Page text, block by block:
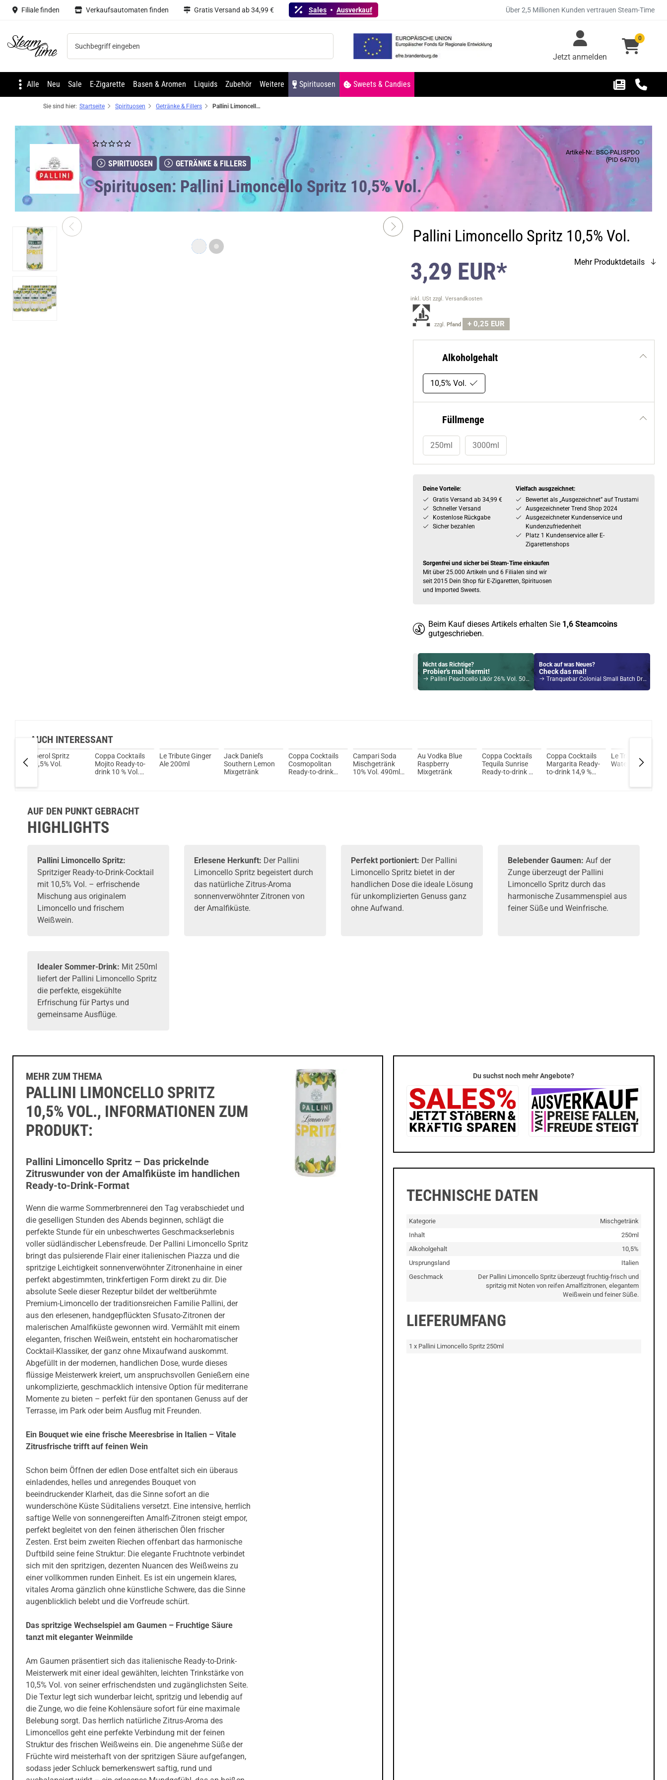
Filiale finden Verkaufsautomaten finden Gratis Versand ab 34,99 € Sales Ausverkauf Über 2,5 Millionen Kunden vertrauen Steam-Time
Steam time Jetzt anmelden
0
Alle Neu Sale E-Zigarette Basen & Aromen Liquids Zubehör Weitere Spirituosen Sweets & Candies
Sie sind hier: Startseite Spirituosen Getränke & Fillers Pallini Limoncello Spritz 10,5% Vol.
SPIRITUOSEN GETRÄNKE & FILLERS
Artikel-Nr.: BSC-PALISPDO
(PID 64701)
Spirituosen: Pallini Limoncello Spritz 10,5% Vol.
Pallini Limoncello Spritz 10,5% Vol.
3,29 EUR*
inkl. USt zzgl. Versandkosten
zzgl. Pfand + 0,25 EUR
Mehr Produktdetails
Alkoholgehalt
10,5% Vol.
Füllmenge
250ml 3000ml
Deine Vorteile:
Gratis Versand ab 34,99 €
Schneller Versand
Kostenlose Rückgabe
Sicher bezahlen
Vielfach ausgzeichnet:
Bewertet als „Ausgezeichnet” auf Trustami
Ausgezeichneter Trend Shop 2024
Ausgezeichneter Kundenservice und
Kundenzufriedenheit
Platz 1 Kundenservice aller E-
Zigarettenshops
Sorgenfrei und sicher bei Steam-Time einkaufen
Mit über 25.000 Artikeln und 6 Filialen sind wir
seit 2015 Dein Shop für E-Zigaretten, Spirituosen
und Imported Sweets.
Beim Kauf dieses Artikels erhalten Sie 1,6 Steamcoins
gutgeschrieben.
Nicht das Richtige?
Probier's mal hiermit!
Pallini Peachcello Likör 26% Vol. 500ml
Bock auf was Neues?
Check das mal!
Tranquebar Colonial Small Batch Dry Gin 45% 700ml
AUCH INTERESSANT
Aperol Spritz
10,5% Vol.
Coppa Cocktails
Mojito Ready-to-
drink 10 % Vol.
Le Tribute Ginger
Ale 200ml
Jack Daniel's
Southern Lemon
Mixgetränk
Coppa Cocktails
Cosmopolitan
Ready-to-drink
Campari Soda
Mischgetränk
10% Vol. 490ml
Au Vodka Blue
Raspberry
Mixgetränk
Coppa Cocktails
Tequila Sunrise
Ready-to-drink 10
Coppa Cocktails
Margarita Ready-
to-drink 14,9 %
Le Tribute Tonic
Water 200ml
AUF DEN PUNKT GEBRACHT
HIGHLIGHTS
Pallini Limoncello Spritz:
Spritziger Ready-to-Drink-Cocktail
mit 10,5% Vol. – erfrischende
Mischung aus originalem
Limoncello und frischem
Weißwein.
Erlesene Herkunft: Der Pallini
Limoncello Spritz begeistert durch
das natürliche Zitrus-Aroma
sonnenverwöhnter Zitronen von
der Amalfiküste.
Perfekt portioniert: Der Pallini
Limoncello Spritz bietet in der
handlichen Dose die ideale Lösung
für unkomplizierten Genuss ganz
ohne Aufwand.
Belebender Gaumen: Auf der
Zunge überzeugt der Pallini
Limoncello Spritz durch das
harmonische Zusammenspiel aus
feiner Süße und Weinfrische.
Idealer Sommer-Drink: Mit 250ml
liefert der Pallini Limoncello Spritz
die perfekte, eisgekühlte
Erfrischung für Partys und
gemeinsame Ausflüge.
MEHR ZUM THEMA
PALLINI LIMONCELLO SPRITZ
10,5% VOL., INFORMATIONEN ZUM
PRODUKT:
Pallini Limoncello Spritz – Das prickelnde
Zitruswunder von der Amalfiküste im handlichen
Ready-to-Drink-Format
Wenn die warme Sommerbrennerei den Tag verabschiedet und
die geselligen Stunden des Abends beginnen, schlägt die
perfekte Stunde für ein unbeschwertes Geschmackserlebnis
voller südländischer Lebensfreude. Der Pallini Limoncello Spritz
bringt das pulsierende Flair einer italienischen Piazza und die
spritzige Leichtigkeit sonnenverwöhnter Zitronenhaine in einer
perfekt abgestimmten, trinkfertigen Form direkt zu dir. Die
absolute Seele dieser Rezeptur bildet der weltberühmte
Premium-Limoncello der traditionsreichen Familie Pallini, der
aus den erlesenen, handgepflückten Sfusato-Zitronen der
malerischen Amalfiküste gewonnen wird. Vermählt mit einem
eleganten, frischen Weißwein, entsteht ein hocharomatischer
Cocktail-Klassiker, der ganz ohne Mixaufwand auskommt.
Abgefüllt in der modernen, handlichen Dose, wurde dieses
flüssige Meisterwerk kreiert, um anspruchsvollen Genießern eine
unkomplizierte, geschmacklich intensive Option für mediterrane
Momente zu bieten – perfekt für den spontanen Genuss auf der
Terrasse, im Park oder beim Ausflug mit Freunden.
Ein Bouquet wie eine frische Meeresbrise in Italien – Vitale
Zitrusfrische trifft auf feinen Wein
Schon beim Öffnen der edlen Dose entfaltet sich ein überaus
einladendes, helles und anregendes Bouquet von
beeindruckender Klarheit, das die Sinne sofort an die
wunderschöne Küste Süditaliens versetzt. Eine intensive, herrlich
saftige Welle von sonnengereiften Amalfi-Zitronen steigt empor,
perfekt begleitet von den feinen ätherischen Ölen frischer
Zesten. Erst beim zweiten Riechen offenbart das harmonische
Duftbild seine feine Struktur: Die elegante Fruchtnote verbindet
sich mit den spritzigen, dezenten Nuancen des Weißweins zu
einer vollkommen runden Einheit. Es ist ein ungemein klares,
vitales Aroma gänzlich ohne künstliche Schwere, das die Sinne
augenblicklich belebt und die Vorfreude schürt.
Das spritzige Wechselspiel am Gaumen – Fruchtige Säure
tanzt mit eleganter Weinmilde
Am Gaumen präsentiert sich das italienische Ready-to-Drink-
Meisterwerk mit einer ideal gewählten, leichten Trinkstärke von
10,5% Vol. von seiner erfrischendsten und zugänglichsten Seite.
Die Textur legt sich wunderbar leicht, spritzig und lebendig auf
die Zunge, wo die feine Kohlensäure sofort für eine maximale
Belebung sorgt. Das herrlich natürliche Zitrus-Aroma des
Limoncellos geht eine perfekte Verbindung mit der feinen
Struktur des frischen Weißweins ein. Die angenehme Süße der
Früchte wird meisterhaft von der spritzigen Säure aufgefangen,
sodass jeder Schluck bemerkenswert saftig, rund und
Du suchst noch mehr Angebote?
TECHNISCHE DATEN
Kategorie
Mischgetränk
Inhalt
250ml
Alkoholgehalt
10,5%
Ursprungsland
Italien
Geschmack
Der Pallini Limoncello Spritz überzeugt fruchtig-frisch und
spritzig mit Noten von reifen Amalfizitronen, elegantem
Weißwein und feiner Süße.
LIEFERUMFANG
1 x Pallini Limoncello Spritz 250ml